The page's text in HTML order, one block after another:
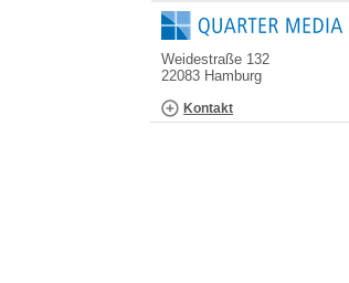
Weidestraße 132
22083 Hamburg
Kontakt